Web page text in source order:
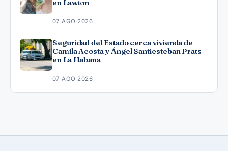
en Lawton
07 AGO 2026
Seguridad del Estado cerca vivienda de
Camila Acosta y Ángel Santiesteban Prats
en La Habana
07 AGO 2026